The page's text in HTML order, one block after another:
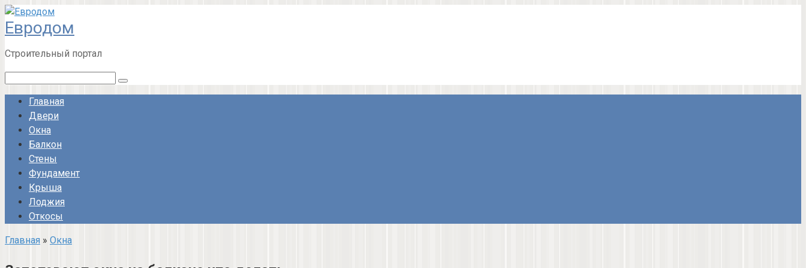
Перейти
к
контенту
Евродом
Строительный портал
Главная
Двери
Окна
Балкон
Стены
Фундамент
Крыша
Лоджия
Откосы
Главная » Окна